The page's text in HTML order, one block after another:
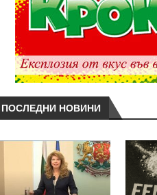
ПОСЛЕДНИ НОВИНИ